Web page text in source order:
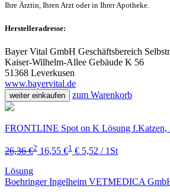
Ihre Ärztin, Ihren Arzt oder in Ihrer Apotheke.
Herstelleradresse:
Bayer Vital GmbH Geschäftsbereich
Kaiser-Wilhelm-Allee Gebäude K 56
51368 Leverkusen
www.bayervital.de
weiter einkaufen zum Warenkorb
FRONTLINE Spot on K Lösung f.Katzen,
26,36 €2 16,55 €1 € 5,52 / 1St
Lösung
Boehringer Ingelheim VETMEDICA